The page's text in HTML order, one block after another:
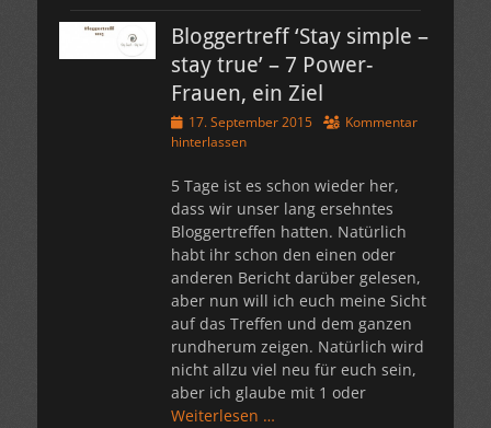
Bloggertreff ‘Stay simple –
stay true’ – 7 Power-
Frauen, ein Ziel
Veröffentlicht
am
17. September 2015
Kommentar
hinterlassen
5 Tage ist es schon wieder her,
dass wir unser lang ersehntes
Bloggertreffen hatten. Natürlich
habt ihr schon den einen oder
anderen Bericht darüber gelesen,
aber nun will ich euch meine Sicht
auf das Treffen und dem ganzen
rundherum zeigen. Natürlich wird
nicht allzu viel neu für euch sein,
aber ich glaube mit 1 oder
Weiterlesen …